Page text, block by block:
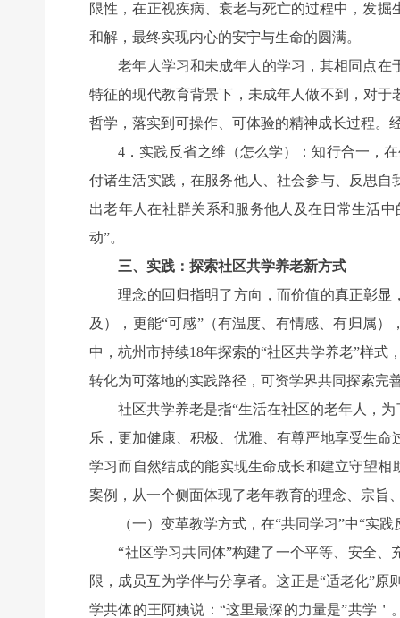
限性，在正视疾病、衰老与死亡的过程中，发
和解，最终实现内心的安宁与生命的圆满。
老年人学习和未成年人的学习，其相同点在
特征的现代教育背景下，未成年人做不到，对
哲学，落实到可操作、可体验的精神成长过程。
4．实践反省之维（怎么学）：知行合一，在
付诸生活实践，在服务他人、社会参与、反思
出老年人在社群关系和服务他人及在日常生活
动”。
三、实践：探索社区共学养老新方式
理念的回归指明了方向，而价值的真正彰显
及），更能“可感”（有温度、有情感、有归属
中，杭州市持续18年探索的“社区共学养老”样式
转化为可落地的实践路径，可资学界共同探索完
社区共学养老是指“生活在社区的老年人，为
乐，更加健康、积极、优雅、有尊严地享受生
学习而自然结成的能实现生命成长和建立守望
案例，从一个侧面体现了老年教育的理念、宗旨
（一）变革教学方式，在“共同学习”中“实践
“社区学习共同体”构建了一个平等、安全、
限，成员互为学伴与分享者。这正是“适老化”
学共体的王阿姨说：“这里最深的力量是”共学